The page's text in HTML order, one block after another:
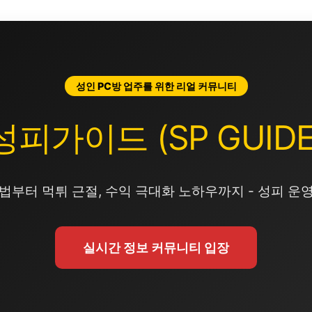
성인 PC방 업주를 위한 리얼 커뮤니티
피가이드 (SP
부터 먹튀 근절, 수익 극대화 노하우까지 - 성피 운
실시간 정보 커뮤니티 입장